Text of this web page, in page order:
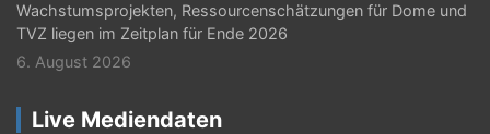
Wachstumsprojekten, Ressourcenschätzungen für Dome und
TVZ liegen im Zeitplan für Ende 2026
6. August 2026
Live Mediendaten